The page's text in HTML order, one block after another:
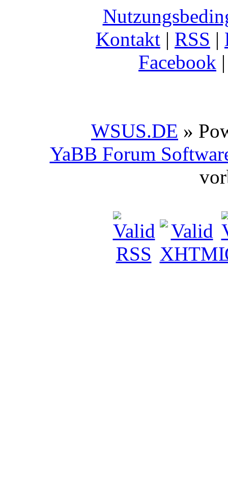
Kontakt | RSS |
Facebook
WSUS.DE »
YaBB Forum